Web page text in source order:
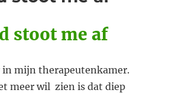
stoot me af
in mijn therapeutenkamer.
meer wil zien is dat diep